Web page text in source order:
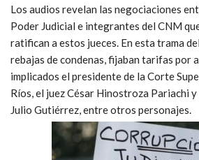
Los audios revelan las negociaciones
Poder Judicial e integrantes del CNM
ratifican a estos jueces. En esta trama
rebajas de condenas, fijaban tarifas por
implicados el presidente de la Corte
Ríos, el juez César Hinostroza Pariachi
Julio Gutiérrez, entre otros personajes.